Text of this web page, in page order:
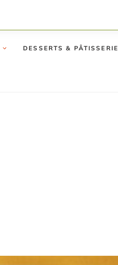
DESSERTS & PÂTISSERIE